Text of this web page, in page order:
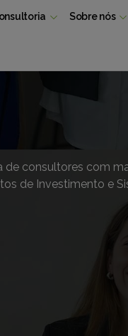
Sobre nós
de consultores com
de Investimento e